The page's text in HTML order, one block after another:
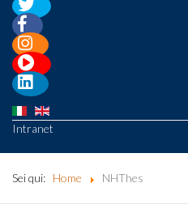
Intranet
Sei qui: Home NHThes